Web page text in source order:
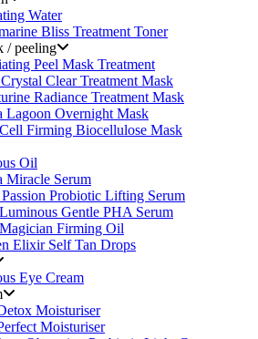
Water
Bliss Treatment Toner
/ peeling
Peel Mask Treatment
Clear Treatment Mask
Radiance Treatment Mask
Lagoon Overnight Mask
Firming Biocellulose Mask
Oil
Miracle Serum
Probiotic Lifting Serum
Gentle PHA Serum
Firming Oil
Elixir Self Tan Drops
Eye Cream
Moisturiser
Moisturiser